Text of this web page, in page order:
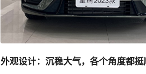
外观设计：沉稳大气，各个角度都